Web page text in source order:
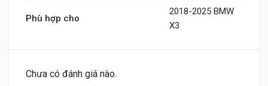
Phù hợp cho
2018-2025 BMW
X3
Chưa có đánh giá nào.